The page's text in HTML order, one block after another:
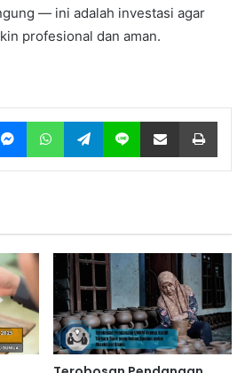
— ini adalah investasi agar
profesional dan aman.
Messenger WhatsApp Telegram Line Share via Email